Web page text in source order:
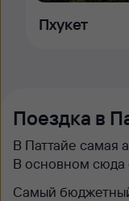
Пхукет
Поездка в
В Паттайе самая
В основном сюда
Самый бюджетный